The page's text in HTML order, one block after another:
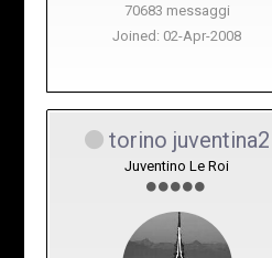
70683 messaggi
Joined: 02-Apr-2008
torino juventina2
Juventino Le Roi